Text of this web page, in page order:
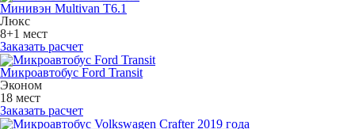
Минивэн Multivan Т6.1
Люкс
8+1 мест
Заказать расчет
Микроавтобус Ford Transit
Эконом
18 мест
Заказать расчет